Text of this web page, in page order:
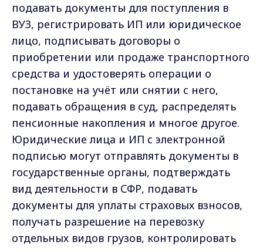
подавать документы для поступления в
ВУЗ, регистрировать ИП или юридическое
лицо, подписывать договоры о
приобретении или продаже транспортного
средства и удостоверять операции о
постановке на учёт или снятии с него,
подавать обращения в суд, распределять
пенсионные накопления и многое другое.
Юридические лица и ИП с электронной
подписью могут отправлять документы в
государственные органы, подтверждать
вид деятельности в СФР, подавать
документы для уплаты страховых взносов,
получать разрешение на перевозку
отдельных видов грузов, контролировать